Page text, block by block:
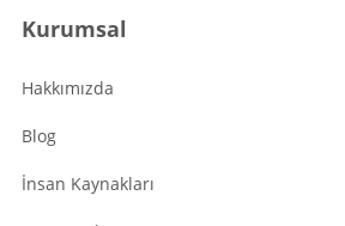
Kurumsal
Hakkımızda
Blog
İnsan Kaynakları